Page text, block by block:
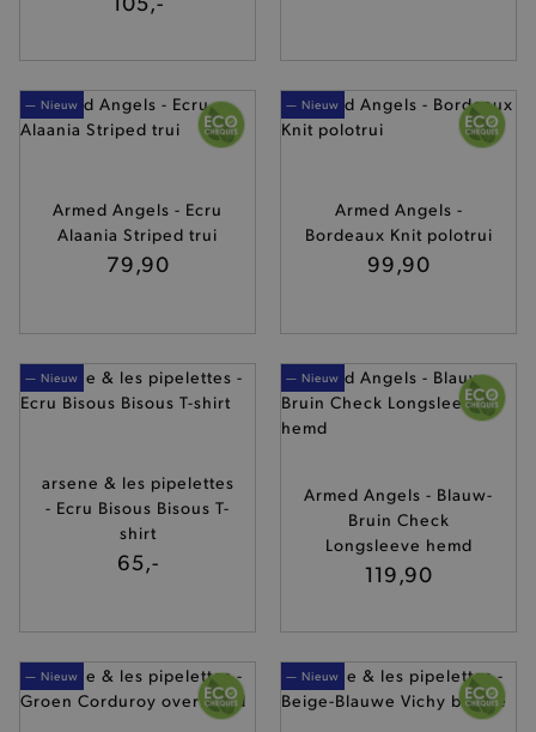
— Nieuw
Armed Angels - Ecru
Alaania Striped trui
79,90
— Nieuw
Armed Angels -
Bordeaux Knit polotrui
99,90
— Nieuw
arsene & les pipelettes
- Ecru Bisous Bisous T-
shirt
65,-
— Nieuw
Armed Angels - Blauw-
Bruin Check
Longsleeve hemd
119,90
— Nieuw — Nieuw